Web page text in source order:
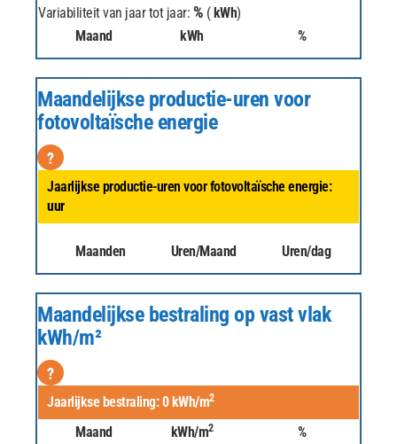
Variabiliteit van jaar tot jaar: % (kWh)
Maand
kWh %
Maandelijkse productie-uren voor
fotovoltaïsche energie
?
Jaarlijkse productie-uren voor fotovoltaïsche energie:
uur
Maanden Uren/Maand Uren/dag
Maandelijkse bestraling op vast vlak
kWh/m²
?
Jaarlijkse bestraling:0kWh/m2
Maand kWh/m2 %